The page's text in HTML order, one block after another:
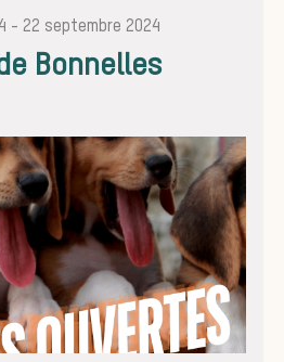
Bonnelles
- 22 septembre 2024